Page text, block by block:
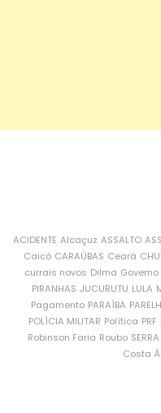
ACIDENTE Alcaçuz ASSALTO
Caicó CARAÚBAS Ceará
currais novos Dilma Governo
PIRANHAS JUCURUTU LULA
Pagamento PARAÍBA
POLÍCIA MILITAR Política PRF
Robinson Faria Roubo
Costa